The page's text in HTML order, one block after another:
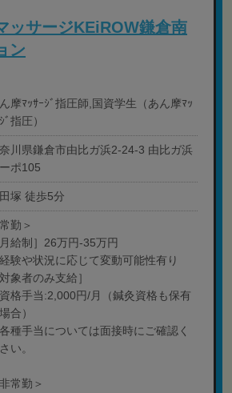
ッサージKEiROW鎌倉南
ン
摩ﾏｯｻｰｼﾞ指圧師,国資学生（あん摩ﾏｯ
ﾞ指圧）
川県鎌倉市由比ガ浜2-24-3 由比ガ浜
ポ105
塚 徒歩5分
勤＞
月給制］26万円-35万円
験や状況に応じて変動可能性有り
対象者のみ支給］
資格手当:2,000円/月（鍼灸資格も保有
合）
種手当については面接時にご確認く
い。
常勤＞